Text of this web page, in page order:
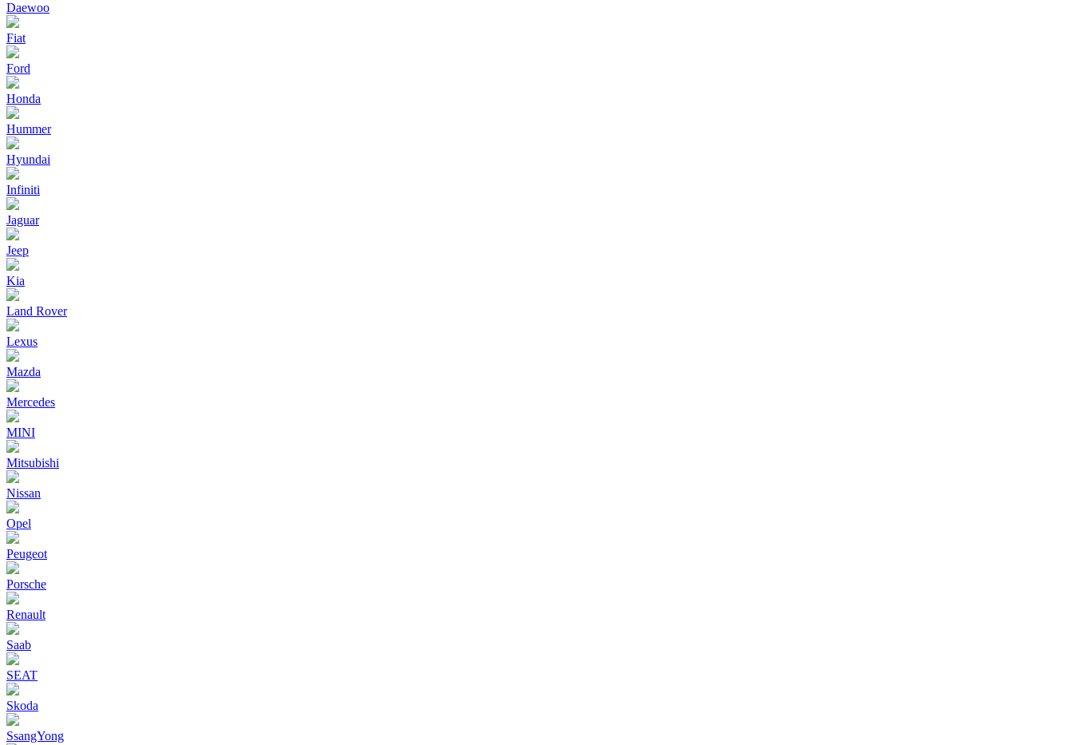
Daewoo
Fiat
Ford
Honda
Hummer
Hyundai
Infiniti
Jaguar
Jeep
Kia
Land Rover
Lexus
Mazda
Mercedes
MINI
Mitsubishi
Nissan
Opel
Peugeot
Porsche
Renault
Saab
SEAT
Skoda
SsangYong